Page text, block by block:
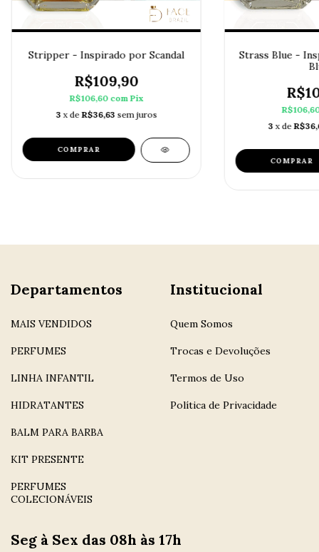
Stripper - Inspirado por Scandal
R$109,90
R$106,60 com Pix
3 x deR$36,63 sem juros
COMPRAR
Strass Blue -
3 x de
COMPRAR
Departamentos
MAIS VENDIDOS
PERFUMES
LINHA INFANTIL
HIDRATANTES
BALM PARA BARBA
KIT PRESENTE
PERFUMES
COLECIONÁVEIS
Institucional
Quem Somos
Trocas e Devoluções
Termos de Uso
Política de Privacidade
Seg à Sex das 08h às 17h